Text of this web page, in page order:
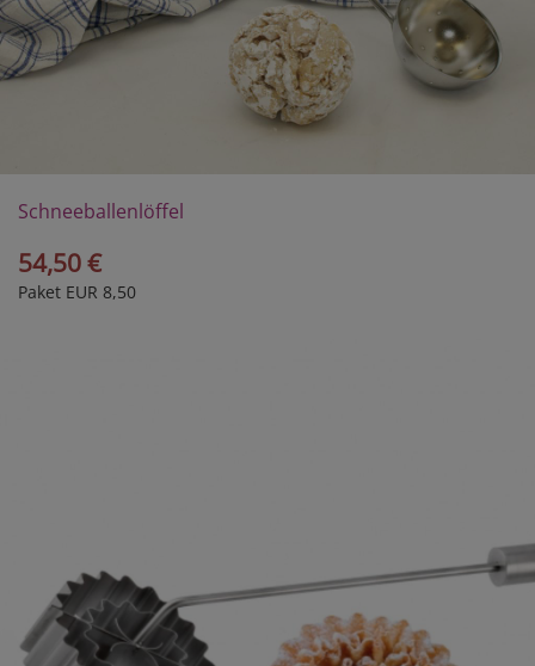
Schneeballenlöffel
54,50 €
Paket EUR 8,50